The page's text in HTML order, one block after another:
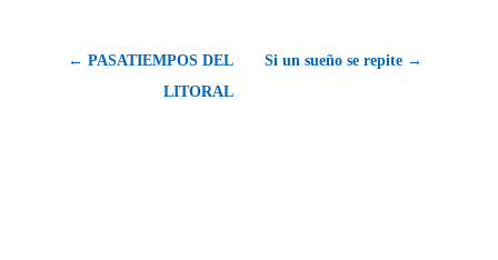
← PASATIEMPOS DEL
LITORAL
Si un sueño se repite →